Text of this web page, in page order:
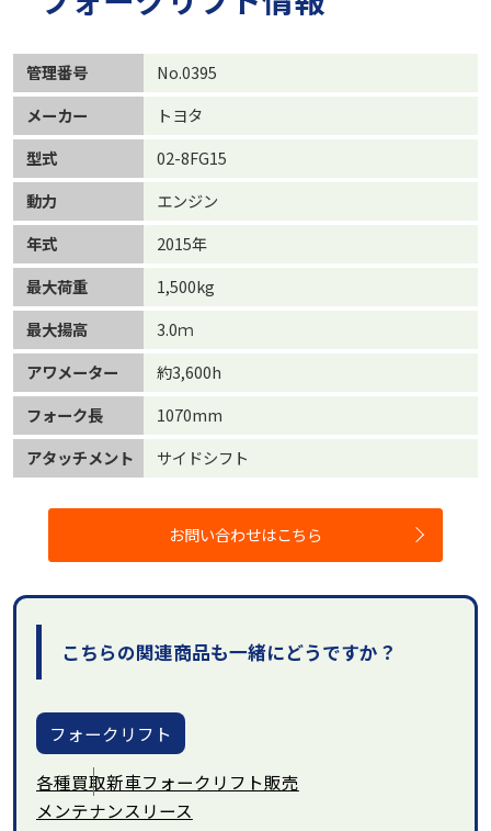
管理番号
No.0395
メーカー
トヨタ
型式
02-8FG15
動力
エンジン
年式
2015年
最大荷重
1,500kg
最大揚高
3.0ｍ
アワメーター
約3,600h
フォーク長
1070mm
アタッチメント
サイドシフト
お問い合わせはこちら
こちらの関連商品も一緒にどうですか？
フォークリフト
各種買取新車フォークリフト販売
メンテナンスリース